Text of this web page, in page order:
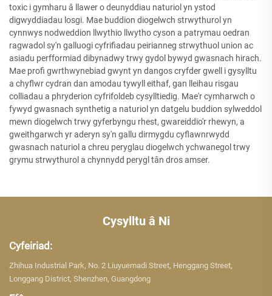
toxic i gymharu â llawer o deunyddiau naturiol yn ystod
digwyddiadau losgi. Mae buddion diogelwch strwythurol yn
cynnwys nodweddion llwythio llwytho cyson a patrymau oedran
ragwadol sy'n galluogi cyfrifiadau peirianneg strwythuol union ac
asiadu perfformiad dibynadwy trwy gydol bywyd gwasnach hirach.
Mae profi gwrthwynebiad gwynt yn dangos cryfder gwell i gysylltu
a chyflwr cydran dan amodau tywyll eithaf, gan lleihau risgau
colliadau a phryderion cyfrifoldeb cysylltiedig. Mae'r cymharwch o
fywyd gwasnach synthetig a naturiol yn datgelu buddion sylweddol
mewn diogelwch trwy gyferbyngu rhest, gwareiddio'r rhewyn, a
gweithgarwch yr aderyn sy'n gallu dirmygdu cyflawnrwydd
gwasnach naturiol a chreu peryglau diogelwch ychwanegol trwy
grymu strwythurol a chynnydd perygl tân dros amser.
Cysylltu â Ni
Cyfeiriad:
Zhihua Industrial Park, No. 2 Liuyuemadi Street, Henggang Street,
Longgang District, Shenzhen, Guangdong